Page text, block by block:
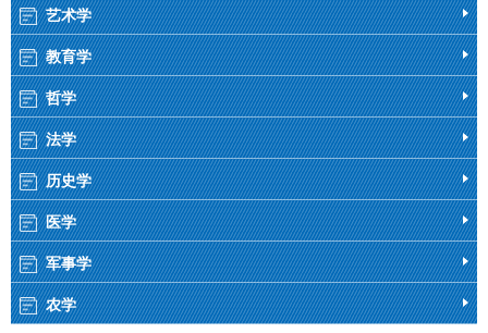
艺术学
教育学
哲学
法学
历史学
医学
军事学
农学